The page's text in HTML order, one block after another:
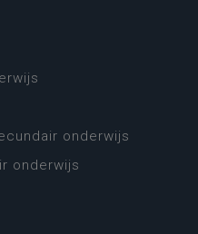
onderwijs
onderwijs